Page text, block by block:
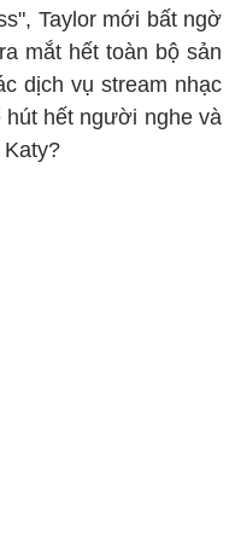
Taylor mới bất ngờ
mắt hết toàn bộ sản
dịch vụ stream nhạc
hết người nghe và